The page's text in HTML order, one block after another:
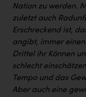
Nation zu werden.
zuletzt auch
Erschreckend ist,
angibt, immer
Drittel ihr Können
schlecht
Tempo und das
Aber auch eine